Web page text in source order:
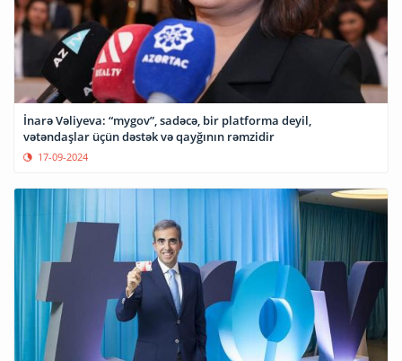
İnarə Vəliyeva: “mygov”, sadəcə, bir platforma deyil,
vətəndaşlar üçün dəstək və qayğının rəmzidir
17-09-2024